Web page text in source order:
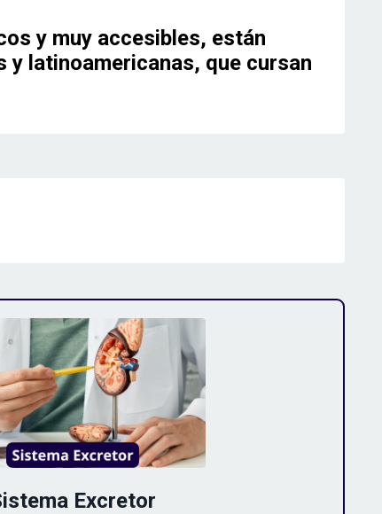
y muy accesibles, están
latinoamericanas, que cursan
Excretor